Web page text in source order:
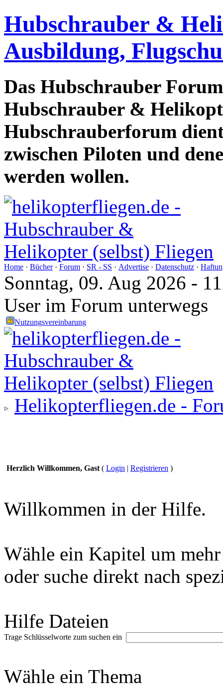
Hubschrauber &
Ausbildung,
Das Hubschrauber
Hubschrauber &
Hubschrauberforum
zwischen Piloten und
werden wollen.
Home · Bücher· Forum · SR - SS · Advertise · Datenschutz ·
Sonntag, 09. Aug 2026 -
User im Forum unterwegs
Nutzungsvereinbarung
Helikopterfliegen.de -
Herzlich Willkommen, Gast ( Login | Registrieren )
Willkommen in der Hilfe.
Wähle ein Kapitel um
oder suche direkt nach
Hilfe Dateien
Trage Schlüsselworte zum suchen ein
Wähle ein Thema